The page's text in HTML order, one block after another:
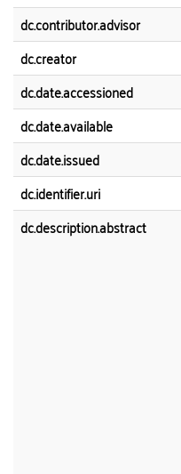
dc.contributor.advisor
dc.creator
dc.date.accessioned
dc.date.available
dc.date.issued
dc.identifier.uri
dc.description.abstract